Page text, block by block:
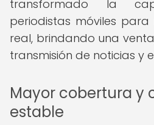
transformado la
periodistas móviles
real, brindando una
transmisión de noticias y
Mayor cobertura y
estable